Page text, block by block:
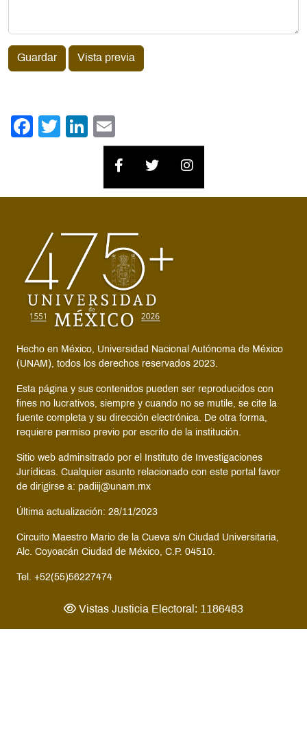
Guardar Vista previa
Facebook
TwitterLinkedIn
Hecho en México, Universidad Nacional Autónoma de México
(UNAM), todos los derechos reservados 2023.
Esta página y sus contenidos pueden ser reproducidos con
fines no lucrativos, siempre y cuando no se mutile, se cite la
fuente completa y su dirección electrónica. De otra forma,
requiere permiso previo por escrito de la institución.
Sitio web adminsitrado por el Instituto de Investigaciones
Jurídicas. Cualquier asunto relacionado con este portal favor
de dirigirse a: padiij@unam.mx
Última actualización: 28/11/2023
Circuito Maestro Mario de la Cueva s/n Ciudad Universitaria,
Alc. Coyoacán Ciudad de México, C.P. 04510.
Tel. +52(55)56227474
Vistas Justicia Electoral: 1186483